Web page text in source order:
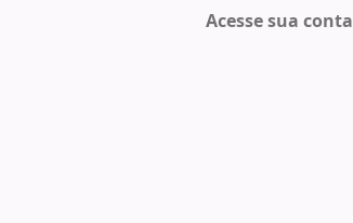
Acesse sua conta